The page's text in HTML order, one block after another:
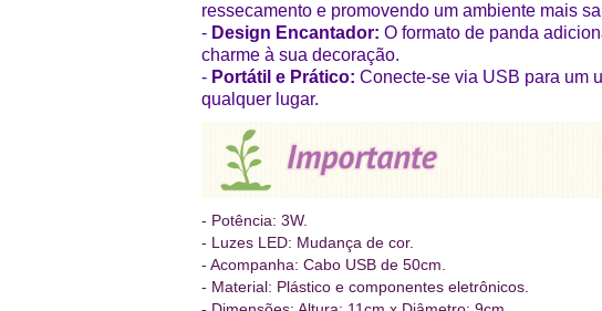
ressecamento e promovendo um ambiente mais
- Design Encantador: O formato de panda
charme à sua decoração.
- Portátil e Prático: Conecte-se via USB para um
qualquer lugar.
- Potência: 3W.
- Luzes LED: Mudança de cor.
- Acompanha: Cabo USB de 50cm.
- Material: Plástico e componentes eletrônicos.